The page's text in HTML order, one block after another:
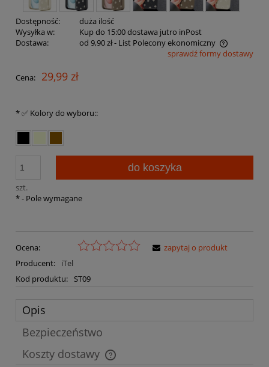
Dostępność:
duża ilość
Wysyłka w:
Kup do 15:00 dostawa jutro inPost
Dostawa:
od 9,90 zł- List Polecony ekonomiczny
Cena nie zawiera ewentualnych kosztów płatnościsprawdź formy dostawy
Cena: 29,99 zł
*✅ Kolory do wyboru::
szt.
do koszyka
*- Pole wymagane
Ocena:
Producent:
iTel
Kod produktu:
ST09
zapytaj o produkt
Opis
Bezpieczeństwo
Koszty dostawy
Cena nie zawiera ewentualnych kosztów płatności